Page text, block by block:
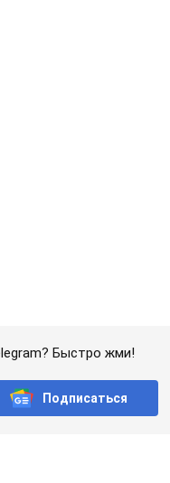
раке